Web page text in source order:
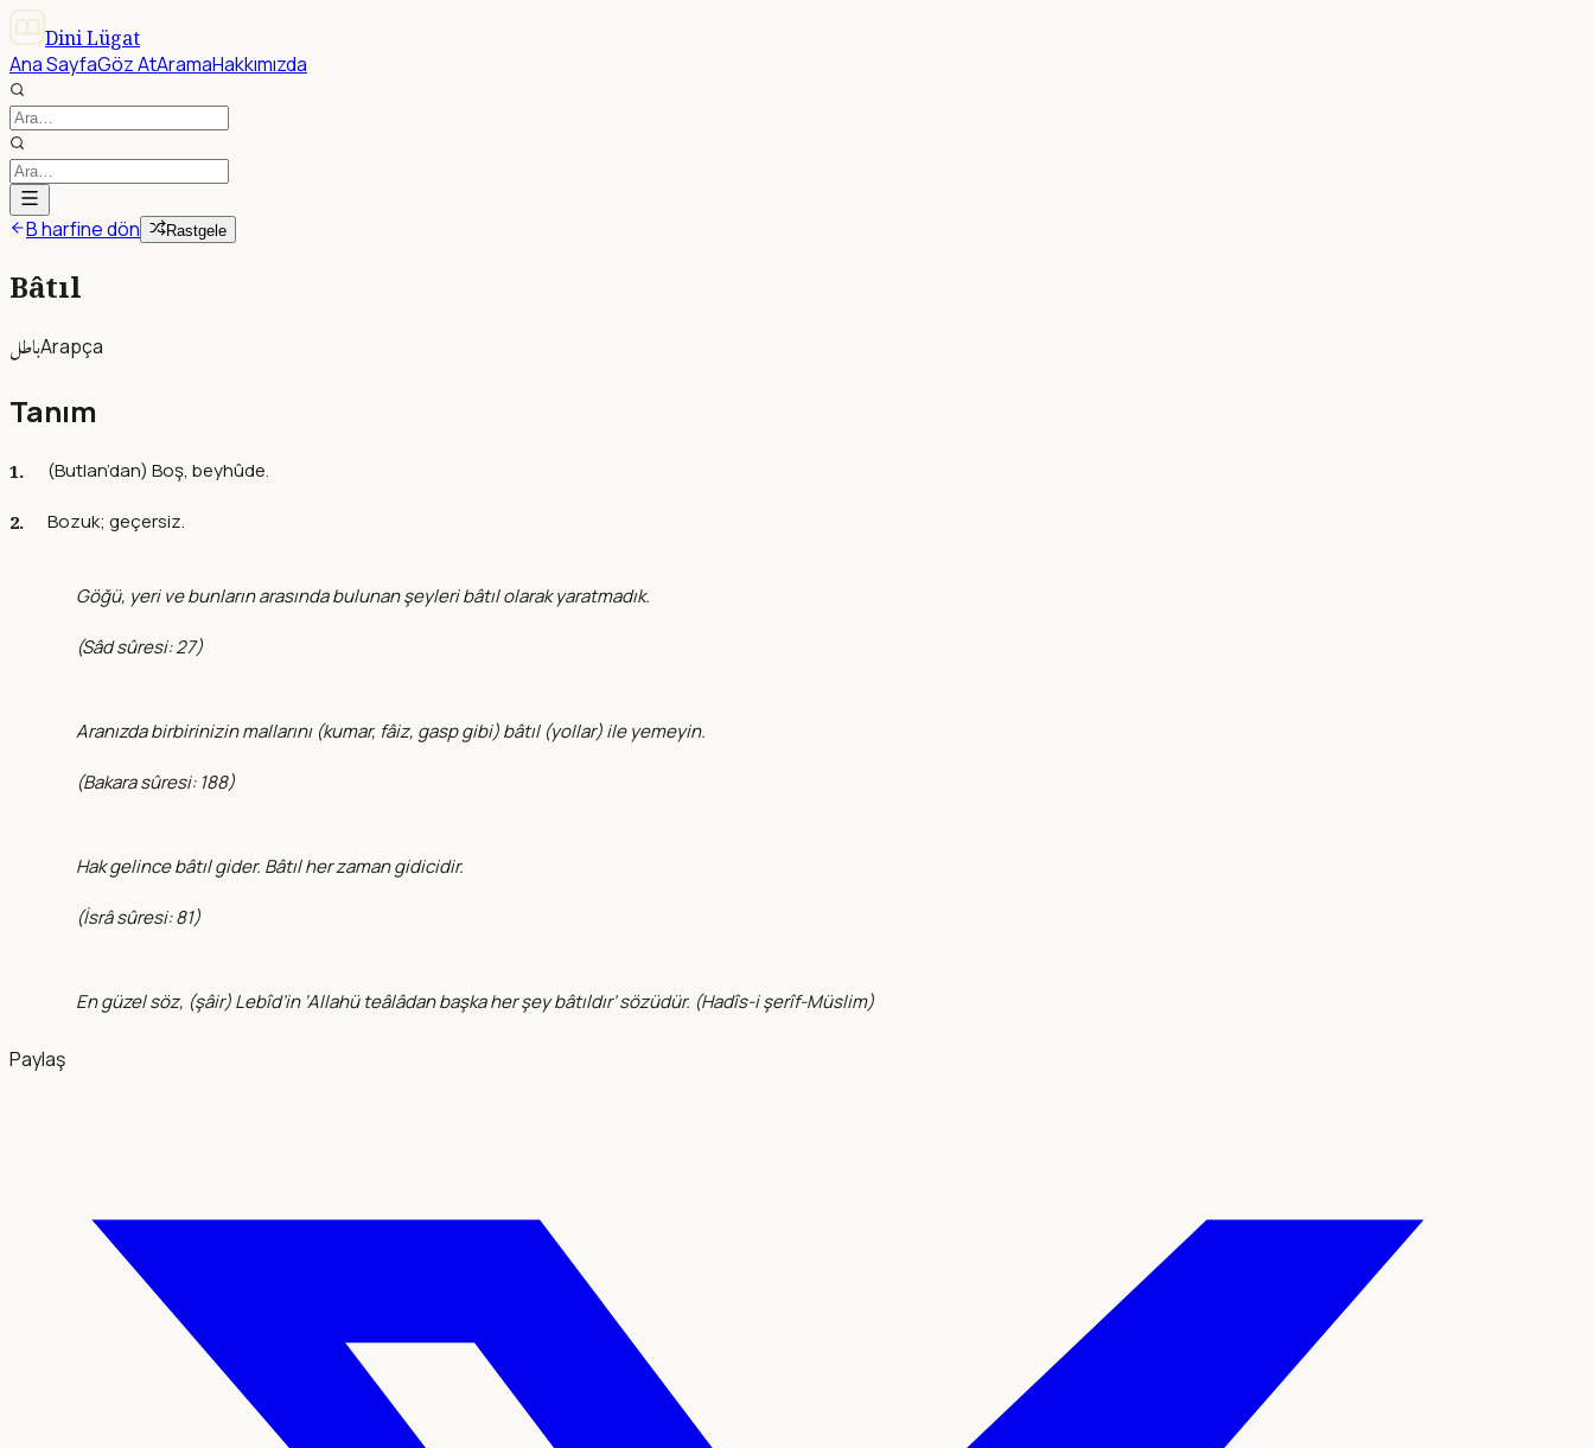
Dini Lügat
Ana SayfaGöz AtAramaHakkımızda
B harfine dön Rastgele
Bâtıl
باطلArapça
Tanım
(Butlan’dan) Boş, beyhûde.
Bozuk; geçersiz.
Göğü, yeri ve bunların arasında bulunan şeyleri bâtıl olarak yaratmadık.
(Sâd sûresi: 27)
Aranızda birbirinizin mallarını (kumar, fâiz, gasp gibi) bâtıl (yollar) ile yemeyin.
(Bakara sûresi: 188)
Hak gelince bâtıl gider. Bâtıl her zaman gidicidir.
(İsrâ sûresi: 81)
En güzel söz, (şâir) Lebîd’in ‘Allahü teâlâdan başka her şey bâtıldır’ sözüdür. (Hadîs-i şerîf-Müslim)
Paylaş